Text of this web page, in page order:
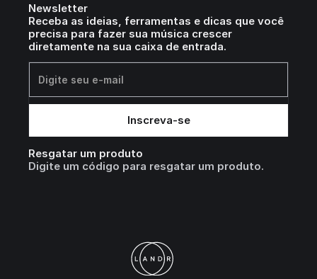
Newsletter
Receba as ideias, ferramentas e dicas que você
precisa para fazer sua música crescer
diretamente na sua caixa de entrada.
Resgatar um produto
Digite um código para resgatar um produto.